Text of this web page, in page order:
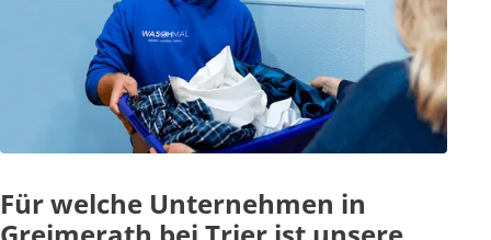
Für welche Unternehmen in